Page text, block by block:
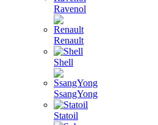
Ravenol
Renault
Shell
SsangYong
Statoil